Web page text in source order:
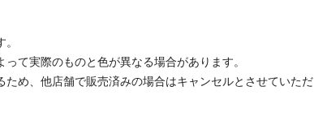
って実際のものと色が異なる場合があります。
ため、他店舗で販売済みの場合はキャンセルとさせていただ